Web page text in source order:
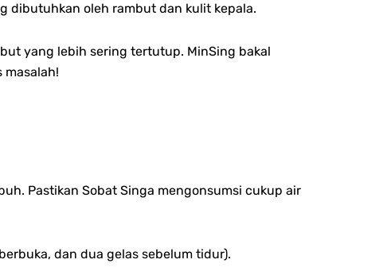
dibutuhkan oleh rambut dan kulit kepala.
yang lebih sering tertutup. MinSing bakal
masalah!
Pastikan Sobat Singa mengonsumsi cukup air
dan dua gelas sebelum tidur).